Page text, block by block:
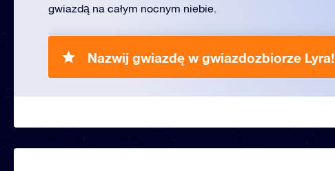
gwiazdą na całym nocnym niebie.
Nazwij gwiazdę w gwiazdozbiorze Lyra!